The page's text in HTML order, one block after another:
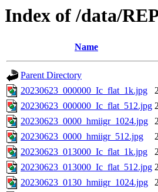
Index of /data/
Name
Parent Directory
20230623_000000_Ic_flat_1k.jpg
20230623_000000_Ic_flat_512.jpg
20230623_0000_hmiigr_1024.jpg
20230623_0000_hmiigr_512.jpg
20230623_013000_Ic_flat_1k.jpg
20230623_013000_Ic_flat_512.jpg
20230623_0130_hmiigr_1024.jpg